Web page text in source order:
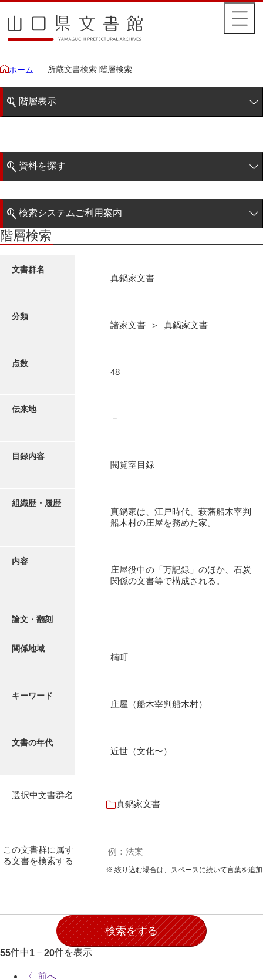
ホーム 所蔵文書検索 階層検索
階層表示
藩政文書
特定歴史公文書
諸家文書
荒瀬家文書（防府市）
阿武家文書（美祢市）
飯田家文書（福岡県）
池田邦夫所蔵文書
石田家文書（徳山市）
市川家文書
厳島神社祭礼堅田中組水上会講文書
厳島神社念仏踊堅田下組流田会講文書
資料を探す
階層検索
近代刊行写真帳類
検索システムご利用案内
検索システムの利用について
更新履歴
階層検索
文書群名
真鍋家文書
分類
諸家文書 ＞ 真鍋家文書
点数
48
伝来地
－
目録内容
閲覧室目録
組織歴・履歴
真鍋家は、江戸時代、萩藩船木宰判
船木村の庄屋を務めた家。
内容
庄屋役中の「万記録」のほか、石炭
関係の文書等で構成される。
論文・翻刻
関係地域
楠町
キーワード
庄屋（船木宰判船木村）
文書の年代
近世（文化〜）
選択中文書群名
真鍋家文書
この文書群に属す
る文書を検索する
※ 絞り込む場合は、スペースに続いて言葉を追
55件中1 － 20件を表示
〈